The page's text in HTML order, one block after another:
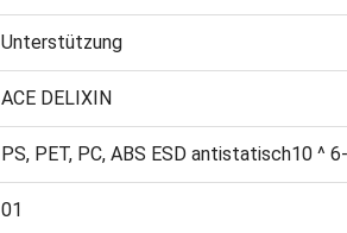
Unterstützung
ACE DELIXIN
PS, PET, PC, ABS ESD antistatisch10 ^
01